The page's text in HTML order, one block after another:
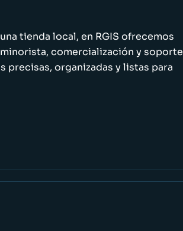
tienda local, en RGIS ofrecemos
comercialización y soporte
precisas, organizadas y listas para